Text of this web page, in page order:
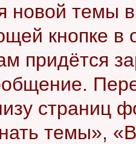
новой темы
кнопке
придётся
темы»,